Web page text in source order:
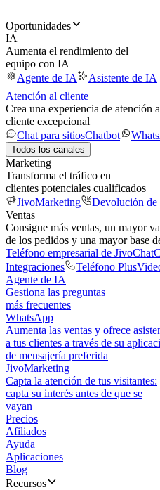
Oportunidades
IA
Aumenta el rendimiento del
equipo con IA
Agente de IA
Asistente de IA
Atención al cliente
Crea una experiencia de atención
cliente excepcional
Chat para sitiosChatbot
Todos los canales
Marketing
Transforma el tráfico en
clientes potenciales cualificados
JivoMarketing
Devolución de
Ventas
Consigue más ventas, un mayor
de los pedidos y una mayor base
Teléfono empresarial de JivoChat
Integraciones
Teléfono Plus
Agente de IA
Gestiona las preguntas
más frecuentes
WhatsApp
Aumenta las ventas y ofrece
a tus clientes a través de su
de mensajería preferida
JivoMarketing
Capta la atención de tus visitantes:
capta su interés antes de que se
vayan
Precios
Afiliados
Ayuda
Aplicaciones
Blog
Recursos